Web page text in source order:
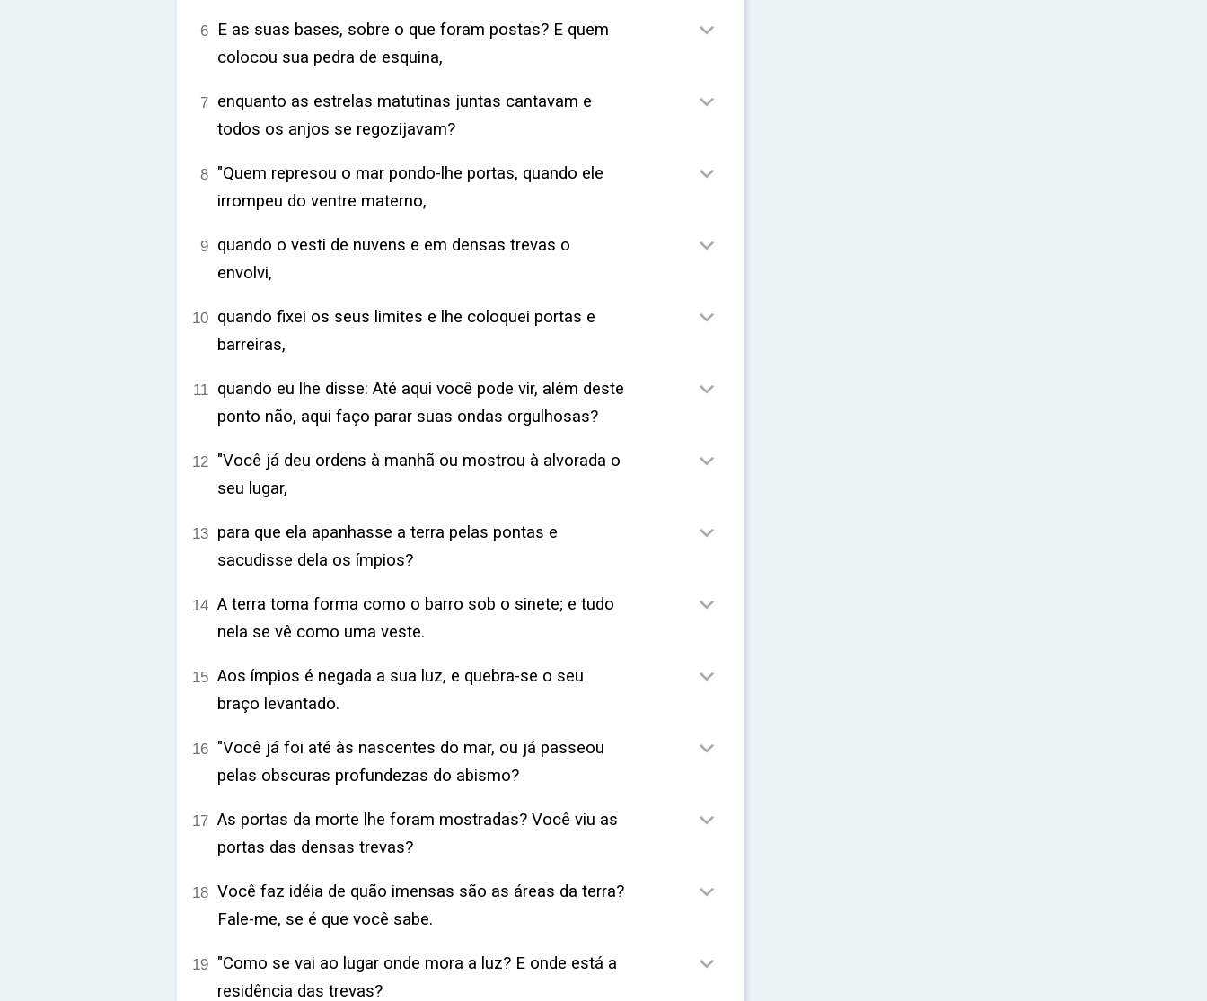
6 E as suas bases, sobre o que foram postas? E quem
colocou sua pedra de esquina,

7 enquanto as estrelas matutinas juntas cantavam e
todos os anjos se regozijavam?

8 "Quem represou o mar pondo-lhe portas, quando ele
irrompeu do ventre materno,

9 quando o vesti de nuvens e em densas trevas o
envolvi,

10 quando fixei os seus limites e lhe coloquei portas e
barreiras,

11 quando eu lhe disse: Até aqui você pode vir, além deste
ponto não, aqui faço parar suas ondas orgulhosas?

12 "Você já deu ordens à manhã ou mostrou à alvorada o
seu lugar,

13 para que ela apanhasse a terra pelas pontas e
sacudisse dela os ímpios?

14 A terra toma forma como o barro sob o sinete; e tudo
nela se vê como uma veste.

15 Aos ímpios é negada a sua luz, e quebra-se o seu
braço levantado.

16 "Você já foi até às nascentes do mar, ou já passeou
pelas obscuras profundezas do abismo?

17 As portas da morte lhe foram mostradas? Você viu as
portas das densas trevas?

18 Você faz idéia de quão imensas são as áreas da terra?
Fale-me, se é que você sabe.

19 "Como se vai ao lugar onde mora a luz? E onde está a
residência das trevas?
